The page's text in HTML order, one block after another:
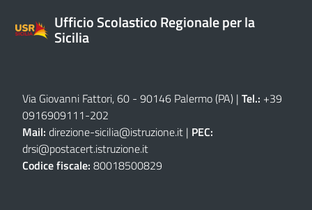
Ufficio Scolastico Regionale per la
Sicilia
Via Giovanni Fattori, 60 - 90146 Palermo (PA) | Tel.: +39
0916909111-202
Mail: direzione-sicilia@istruzione.it | PEC:
drsi@postacert.istruzione.it
Codice fiscale: 80018500829